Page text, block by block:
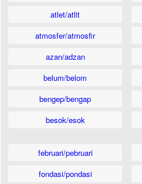
atlet/atlit
atmosfer/atmosfir
azan/adzan
belum/belom
bengep/bengap
besok/esok
februari/pebruari
fondasi/pondasi